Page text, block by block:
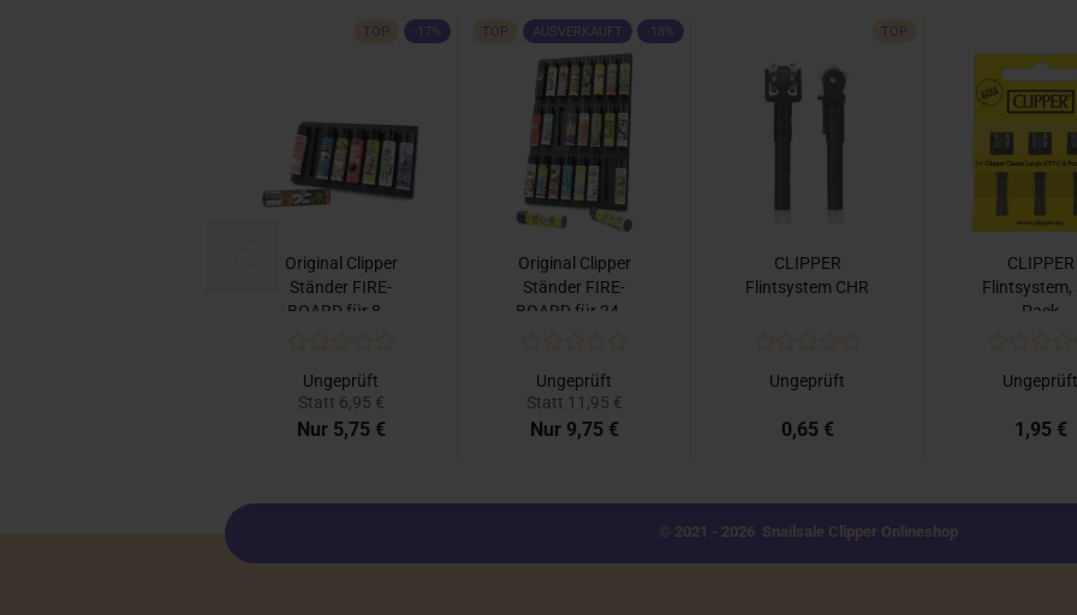
TOP -17%
Original Clipper
Ständer FIRE-
BOARD für 8...
Ungeprüft
Statt 6,95 €
Nur 5,75 €
TOP AUSVERKAUFT -18%
Original Clipper
Ständer FIRE-
BOARD für 24...
Ungeprüft
Statt 11,95 €
Nur 9,75 €
TOP
CLIPPER
Flintsystem CHR
Ungeprüft
0,65 €
CLIPPER
Flintsystem,
Pack
Ungeprüft
1,95 €
© 2021 - 2026 Snailsale Clipper Onlineshop